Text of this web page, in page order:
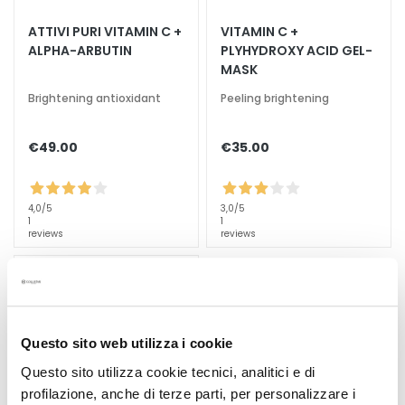
Questo sito web utilizza i cookie
Questo sito utilizza cookie tecnici, analitici e di
profilazione, anche di terze parti, per personalizzare i
l
t
e
C
e
a
n
s
e
r
a
s
ATTIVI PURI VITAMIN C +
ALPHA-ARBUTIN
Brightening antioxidant
€49.00
4,0/5
1
reviews
VITAMIN C +
PLYHYDROXY ACID GEL-
MASK
Peeling brightening
€35.00
3,0/5
1
reviews